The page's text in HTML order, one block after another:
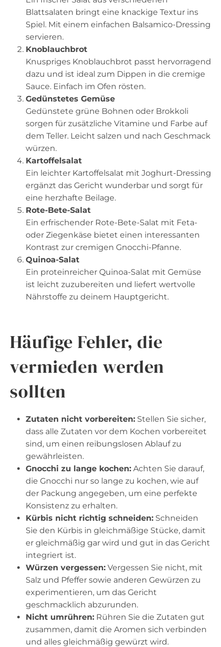
Blattsalaten bringt eine knackige Textur ins
Spiel. Mit einem einfachen Balsamico-Dressing
servieren.
Knoblauchbrot
Knuspriges Knoblauchbrot passt hervorragend
dazu und ist ideal zum Dippen in die cremige
Sauce. Einfach im Ofen rösten.
Gedünstetes Gemüse
Gedünstete grüne Bohnen oder Brokkoli
sorgen für zusätzliche Vitamine und Farbe auf
dem Teller. Leicht salzen und nach Geschmack
würzen.
Kartoffelsalat
Ein leichter Kartoffelsalat mit Joghurt-Dressing
ergänzt das Gericht wunderbar und sorgt für
eine herzhafte Beilage.
Rote-Bete-Salat
Ein erfrischender Rote-Bete-Salat mit Feta-
oder Ziegenkäse bietet einen interessanten
Kontrast zur cremigen Gnocchi-Pfanne.
Quinoa-Salat
Ein proteinreicher Quinoa-Salat mit Gemüse
ist leicht zuzubereiten und liefert wertvolle
Nährstoffe zu deinem Hauptgericht.
Häufige Fehler, die
vermieden werden
sollten
Zutaten nicht vorbereiten: Stellen Sie sicher,
dass alle Zutaten vor dem Kochen vorbereitet
sind, um einen reibungslosen Ablauf zu
gewährleisten.
Gnocchi zu lange kochen: Achten Sie darauf,
die Gnocchi nur so lange zu kochen, wie auf
der Packung angegeben, um eine perfekte
Konsistenz zu erhalten.
Kürbis nicht richtig schneiden: Schneiden
Sie den Kürbis in gleichmäßige Stücke, damit
er gleichmäßig gar wird und gut in das Gericht
integriert ist.
Würzen vergessen: Vergessen Sie nicht, mit
Salz und Pfeffer sowie anderen Gewürzen zu
experimentieren, um das Gericht
geschmacklich abzurunden.
Nicht umrühren: Rühren Sie die Zutaten gut
zusammen, damit die Aromen sich verbinden
und alles gleichmäßig gewürzt wird.